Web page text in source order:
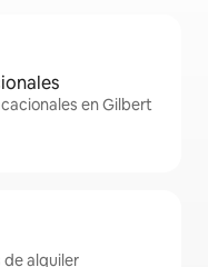
en Gilbert
de alquiler